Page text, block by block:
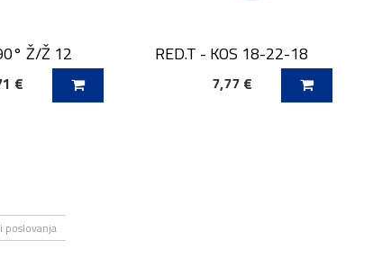
Ž/Ž 12
€
RED.T - KOS 18-22-18
7,77 €
DODAJ V KOŠARICO
poslovanja